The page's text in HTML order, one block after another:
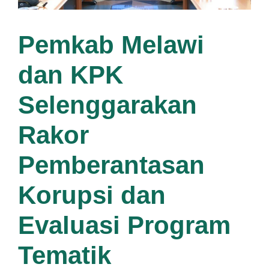
Pemkab Melawi
dan KPK
Selenggarakan
Rakor
Pemberantasan
Korupsi dan
Evaluasi Program
Tematik